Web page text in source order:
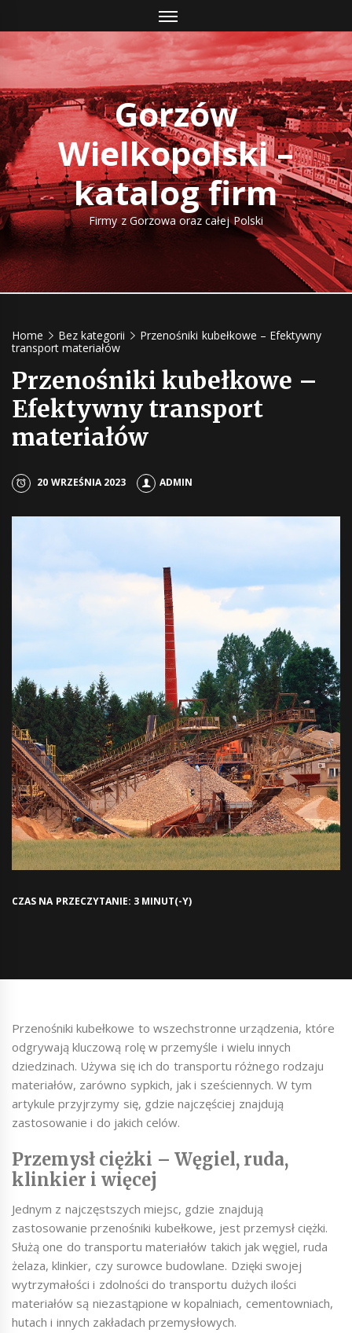
to
content
Gorzów
Wielkopolski –
katalog firm
Firmy z Gorzowa oraz całej Polski
Home Bez kategorii
Przenośniki kubełkowe – Efektywny
transport materiałów
Przenośniki kubełkowe –
Efektywny transport
materiałów
20 WRZEŚNIA 2023 ADMIN
CZAS NA PRZECZYTANIE: 3 MINUT(-Y)
Przenośniki kubełkowe to wszechstronne urządzenia, które
odgrywają kluczową rolę w przemyśle i wielu innych
dziedzinach. Używa się ich do transportu różnego rodzaju
materiałów, zarówno sypkich, jak i sześciennych. W tym
artykule przyjrzymy się, gdzie najczęściej znajdują
zastosowanie i do jakich celów.
Przemysł ciężki – Węgiel, ruda,
klinkier i więcej
Jednym z najczęstszych miejsc, gdzie znajdują
zastosowanie przenośniki kubełkowe, jest przemysł ciężki.
Służą one do transportu materiałów takich jak węgiel, ruda
żelaza, klinkier, czy surowce budowlane. Dzięki swojej
wytrzymałości i zdolności do transportu dużych ilości
materiałów są niezastąpione w kopalniach, cementowniach,
hutach i innych zakładach przemysłowych.